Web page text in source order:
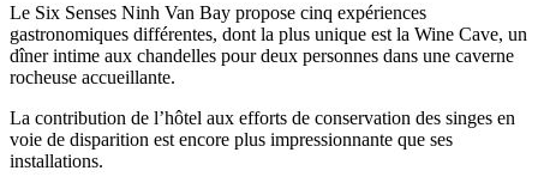
Le Six Senses Ninh Van Bay propose cinq expériences
gastronomiques différentes, dont la plus unique est la Wine Cave, un
dîner intime aux chandelles pour deux personnes dans une caverne
rocheuse accueillante.
La contribution de l’hôtel aux efforts de conservation des singes en
voie de disparition est encore plus impressionnante que ses
installations.